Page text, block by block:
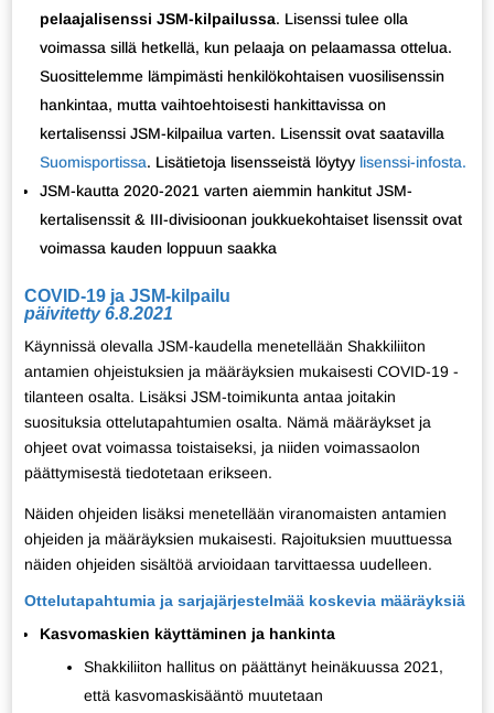
pelaajalisenssi JSM-kilpailussa. Lisenssi tulee olla
voimassa sillä hetkellä, kun pelaaja on pelaamassa ottelua.
Suosittelemme lämpimästi henkilökohtaisen vuosilisenssin
hankintaa, mutta vaihtoehtoisesti hankittavissa on
kertalisenssi JSM-kilpailua varten. Lisenssit ovat saatavilla
Suomisportissa. Lisätietoja lisensseistä löytyy lisenssi-infosta.
JSM-kautta 2020-2021 varten aiemmin hankitut JSM-
kertalisenssit & III-divisioonan joukkuekohtaiset lisenssit ovat
voimassa kauden loppuun saakka
COVID-19 ja JSM-kilpailu
päivitetty 6.8.2021
Käynnissä olevalla JSM-kaudella menetellään Shakkiliiton
antamien ohjeistuksien ja määräyksien mukaisesti COVID-19 -
tilanteen osalta. Lisäksi JSM-toimikunta antaa joitakin
suosituksia ottelutapahtumien osalta. Nämä määräykset ja
ohjeet ovat voimassa toistaiseksi, ja niiden voimassaolon
päättymisestä tiedotetaan erikseen.
Näiden ohjeiden lisäksi menetellään viranomaisten antamien
ohjeiden ja määräyksien mukaisesti. Rajoituksien muuttuessa
näiden ohjeiden sisältöä arvioidaan tarvittaessa uudelleen.
Ottelutapahtumia ja sarjajärjestelmää koskevia määräyksiä
Kasvomaskien käyttäminen ja hankinta
Shakkiliiton hallitus on päättänyt heinäkuussa 2021,
että kasvomaskisääntö muutetaan